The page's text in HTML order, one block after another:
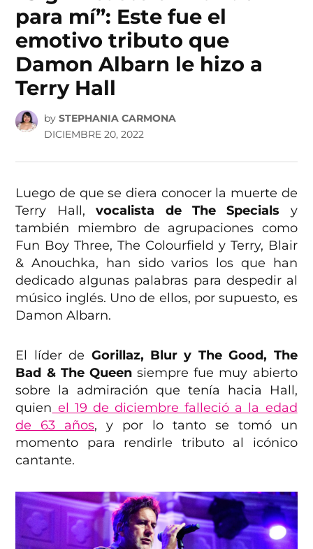
para mí”: Este fue el
emotivo tributo que
Damon Albarn le hizo a
Terry Hall
by STEPHANIA CARMONA
DICIEMBRE 20, 2022
Luego de que se diera conocer la muerte de
Terry Hall,vocalista de The Specials y
también miembro de agrupaciones como
Fun Boy Three, The Colourfield y Terry, Blair
& Anouchka, han sido varios los que han
dedicado algunas palabras para despedir al
músico inglés. Uno de ellos, por supuesto, es
Damon Albarn.
El líder de Gorillaz, Blur y The Good, The
Bad & The Queensiempre fue muy abierto
sobre la admiración que tenía hacia Hall,
quien el 19 de diciembre falleció a la edad
de 63 años, y por lo tanto se tomó un
momento para rendirle tributo al icónico
cantante.